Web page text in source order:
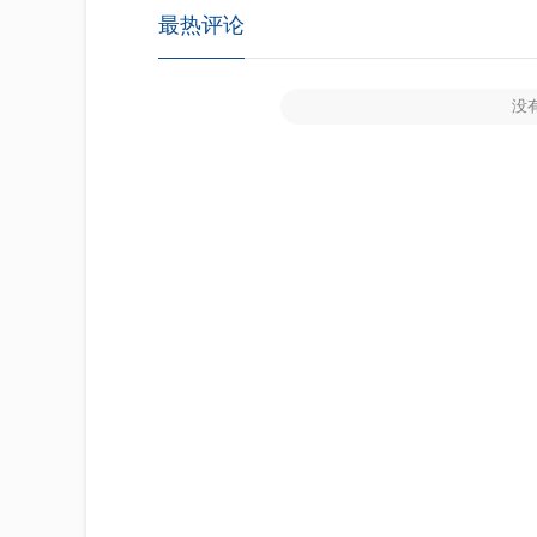
最热评论
没